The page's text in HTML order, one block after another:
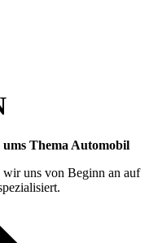
Thema Automobil
wir uns von Beginn an auf